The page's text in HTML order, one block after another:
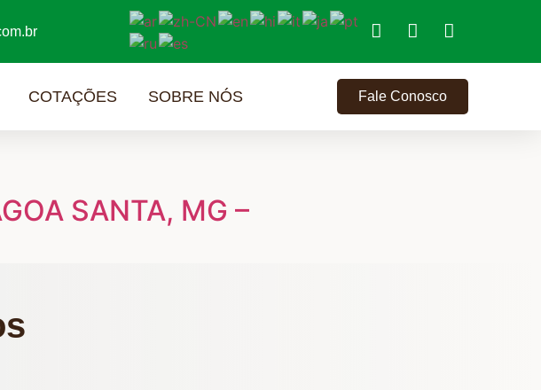
COTAÇÕES SOBRE NÓS Fale Conosco
SANTA, MG –